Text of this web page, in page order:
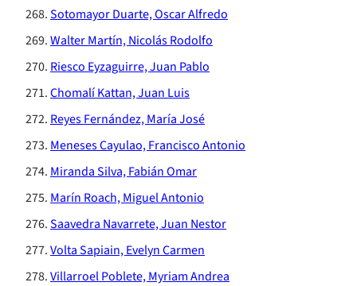
Sotomayor Duarte, Oscar Alfredo
Walter Martín, Nicolás Rodolfo
Riesco Eyzaguirre, Juan Pablo
Chomalí Kattan, Juan Luis
Reyes Fernández, María José
Meneses Cayulao, Francisco Antonio
Miranda Silva, Fabián Omar
Marín Roach, Miguel Antonio
Saavedra Navarrete, Juan Nestor
Volta Sapiain, Evelyn Carmen
Villarroel Poblete, Myriam Andrea